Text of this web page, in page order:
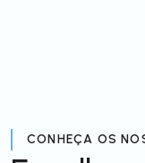
CONHEÇA OS